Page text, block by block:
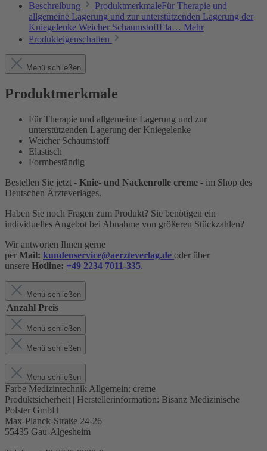
Beschreibung
ProduktmerkmaleFür Therapie und
allgemeine Lagerung und zur unterstützenden Lagerung der
Kniegelenke Weicher SchaumstoffEla… Mehr
Produkteigenschaften
Menü schließen
Produktmerkmale
Für Therapie und allgemeine Lagerung und zur
unterstützenden Lagerung der Kniegelenke
Weicher Schaumstoff
Elastisch
Formbeständig
Bestellen Sie jetzt - Knie- und Nackenrolle creme - im Shop des
Deutschen Ärzteverlages.
Haben Sie noch Fragen zum Produkt? Sie benötigen ein
individuelles Angebot bei Abnahme von größeren Stückzahlen?
Wir antworten Ihnen gerne
per Mail: kundenservice@aerzteverlag.de oder über
unsere Hotline: +49 2234 7011-335.
Menü schließen
Anzahl Preis
Menü schließen
Menü schließen
Menü schließen
Farbe Medizintechnik Allgemein: creme
Produktsicherheit | Herstellerinformation: Bisanz Medizinische
Polster GmbH
Max-Planck-Straße 24-26
55435 Gau-Algesheim